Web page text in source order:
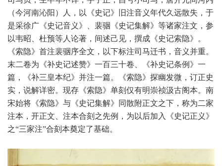
（今河南沁阳）人，以《史记》旧注音义年代久远散失，于
是采徐广《史记音义》、裴骃《史记集解》等诸家注文，参
以韦昭、杜预等人论著，间述己见，撰成《史记索隐》。
《索隐》首注裴骃序全文，以下标注司马迁书，音义并重。
末二卷为《补史记述赞》一百三十卷、《补史记条例》一
篇，《补三皇本纪》并注一篇。《索隐》探幽发微，订正史
实，说解详密。现存《索隐》单刻仅有明崇祯汲古阁本。南
宋始将《索隐》与《史记集解》同散附正文之下，称为二家
注本，开正文、注本合刻之先例，为以后加入《史记正义》
之“三家注”合刻本奠定了基础。